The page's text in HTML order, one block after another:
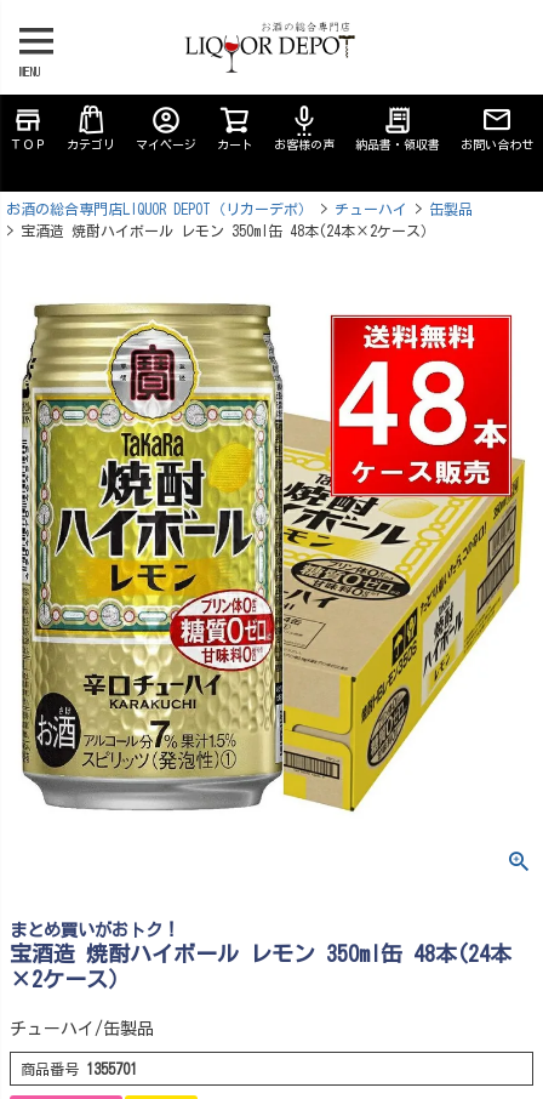
MENU
store
ＴＯＰ カテゴリ
account_circle
マイページ カート
settings_voice
お客様の声
receipt_long
納品書・領収書 お問い合わせ
お酒の総合専門店LIQUOR DEPOT（リカーデポ） チューハイ
缶製品
宝酒造 焼酎ハイボール レモン 350ml缶 48本(24本×2ケース）
まとめ買いがおトク！
宝酒造 焼酎ハイボール レモン 350ml缶 48本(24本
×2ケース）
チューハイ/缶製品
商品番号 1355701